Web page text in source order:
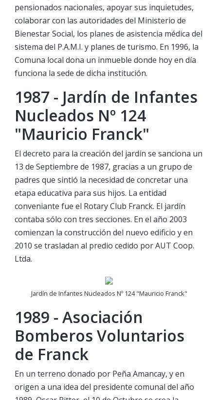
pensionados nacionales, apoyar sus inquietudes,
colaborar con las autoridades del Ministerio de
Bienestar Social, los planes de asistencia médica del
sistema del P.A.M.I. y planes de turismo. En 1996, la
Comuna local dona un inmueble donde hoy en día
funciona la sede de dicha institución.
1987 - Jardín de Infantes
Nucleados Nº 124
"Mauricio Franck"
El decreto para la creación del jardín se sanciona un
13 de Septiembre de 1987, gracias a un grupo de
padres que sintió la necesidad de concretar una
etapa educativa para sus hijos. La entidad
conveniante fue el Rotary Club Franck. El jardín
contaba sólo con tres secciones. En el año 2003
comienzan la construcción del nuevo edificio y en
2010 se trasladan al predio cedido por AUT Coop.
Ltda.
Jardín de Infantes Nucleados Nº 124 "Mauricio Franck"
1989 - Asociación
Bomberos Voluntarios
de Franck
En un terreno donado por Peña Amancay, y en
origen a una idea del presidente comunal del año